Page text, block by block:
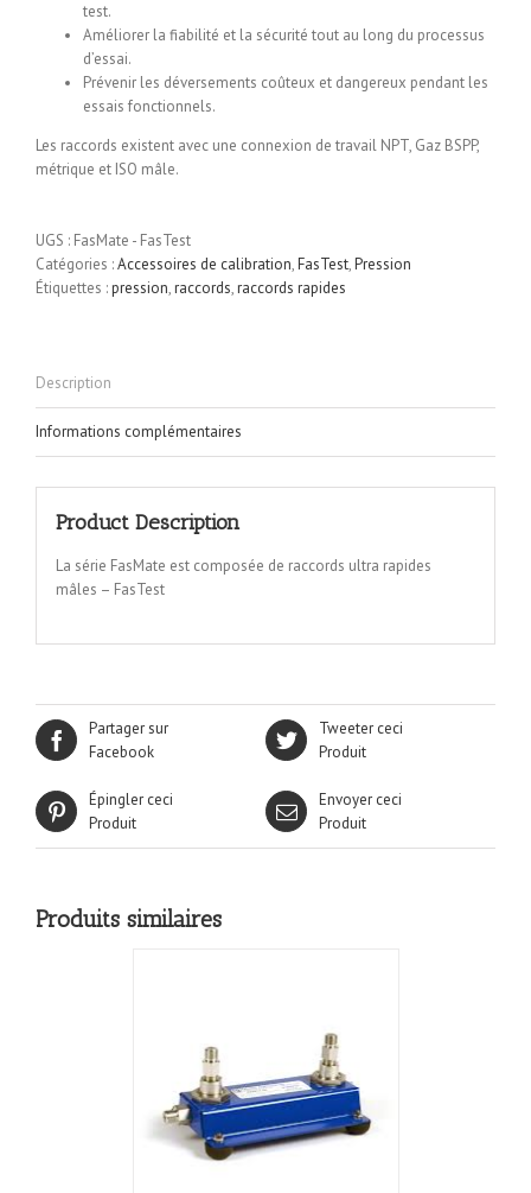
test.
Améliorer la fiabilité et la sécurité tout au long du processus
d’essai.
Prévenir les déversements coûteux et dangereux pendant les
essais fonctionnels.
Les raccords existent avec une connexion de travail NPT, Gaz BSPP,
métrique et ISO mâle.
UGS : FasMate - FasTest
Catégories :Accessoires de calibration,FasTest,Pression
Étiquettes :pression,raccords,raccords rapides
Description
Informations complémentaires
Product Description
La série FasMate est composée de raccords ultra rapides
mâles – FasTest
Partager sur
Facebook
Tweeter ceci
Produit
Épingler ceci
Produit
Envoyer ceci
Produit
Produits similaires